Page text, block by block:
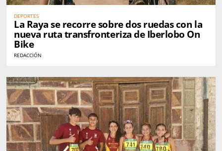
DEPORTES
La Raya se recorre sobre dos ruedas con la
nueva ruta transfronteriza de Iberlobo On
Bike
REDACCIÓN